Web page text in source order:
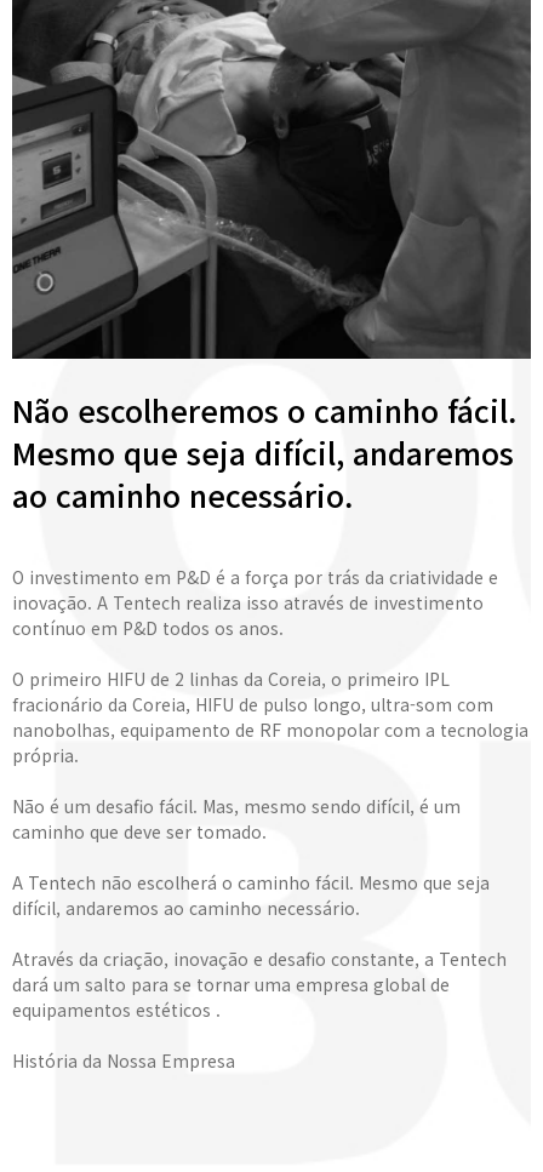
Não escolheremos o caminho fácil.
Mesmo que seja difícil, andaremos
ao caminho necessário.
O investimento em P&D é a força por trás da criatividade e
inovação. A Tentech realiza isso através de investimento
contínuo em P&D todos os anos.
O primeiro HIFU de 2 linhas da Coreia, o primeiro IPL
fracionário da Coreia, HIFU de pulso longo, ultra-som com
nanobolhas, equipamento de RF monopolar com a tecnologia
própria.
Não é um desafio fácil. Mas, mesmo sendo difícil, é um
caminho que deve ser tomado.
A Tentech não escolherá o caminho fácil. Mesmo que seja
difícil, andaremos ao caminho necessário.
Através da criação, inovação e desafio constante, a Tentech
dará um salto para se tornar uma empresa global de
equipamentos estéticos .
História da Nossa Empresa